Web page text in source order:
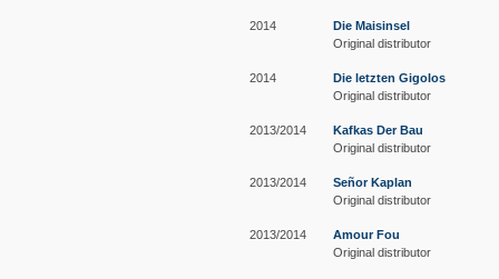
2014
Die Maisinsel
Original distributor
2014
Die letzten Gigolos
Original distributor
2013/2014
Kafkas Der Bau
Original distributor
2013/2014
Señor Kaplan
Original distributor
2013/2014
Amour Fou
Original distributor